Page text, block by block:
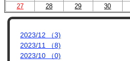
プロフィール
27
28 29 30
2023/12 （3)
2023/11 （8)
2023/10 （0)